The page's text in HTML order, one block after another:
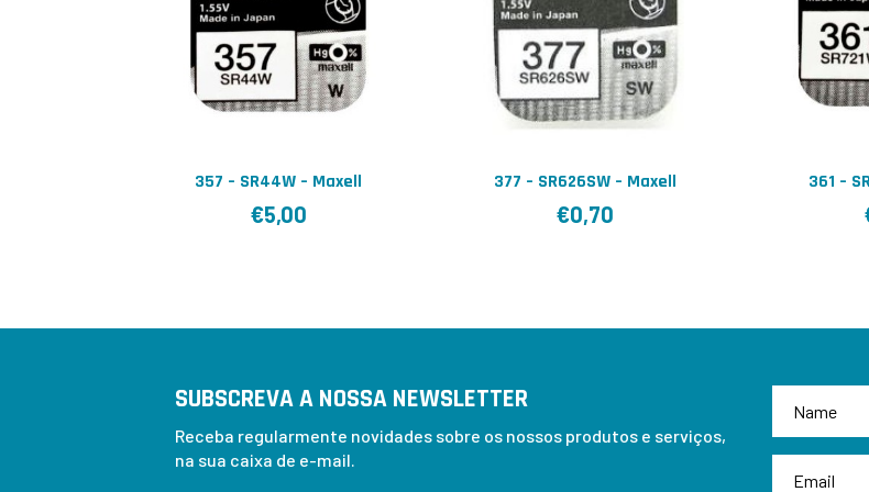
357 – SR44W – Maxell
€5,00
377 – SR626SW – Maxell
€0,70
361 –
SUBSCREVA A NOSSA NEWSLETTER
Receba regularmente novidades sobre os nossos produtos e serviços,
na sua caixa de e-mail.